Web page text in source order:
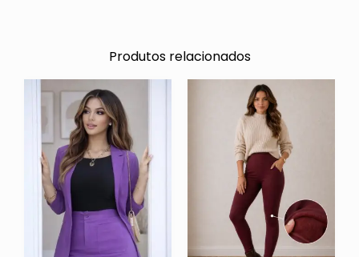
Produtos relacionados